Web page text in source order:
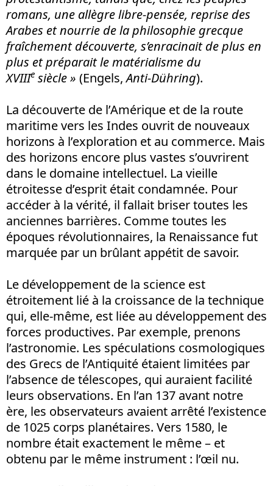
romans, une allègre libre-pensée, reprise des
Arabes et nourrie de la philosophie grecque
fraîchement découverte, s’enracinait de plus en
plus et préparait le matérialisme du
XVIIIe siècle» (Engels,Anti-Dühring).
La découverte de l’Amérique et de la route
maritime vers les Indes ouvrit de nouveaux
horizons à l’exploration et au commerce. Mais
des horizons encore plus vastes s’ouvrirent
dans le domaine intellectuel. La vieille
étroitesse d’esprit était condamnée. Pour
accéder à la vérité, il fallait briser toutes les
anciennes barrières. Comme toutes les
époques révolutionnaires, la Renaissance fut
marquée par un brûlant appétit de savoir.
Le développement de la science est
étroitement lié à la croissance de la technique
qui, elle-même, est liée au développement des
forces productives. Par exemple, prenons
l’astronomie. Les spéculations cosmologiques
des Grecs de l’Antiquité étaient limitées par
l’absence de télescopes, qui auraient facilité
leurs observations. En l’an 137 avant notre
ère, les observateurs avaient arrêté l’existence
de 1025 corps planétaires. Vers 1580, le
nombre était exactement le même – et
obtenu par le même instrument : l’œil nu.